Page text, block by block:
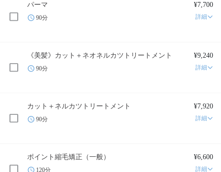
パーマ ¥7,700
90分 詳細
《美髪》カット＋ネオネルカツトリートメント ¥9,240
90分 詳細
カット＋ネルカツトリートメント ¥7,920
90分 詳細
ポイント縮毛矯正（一般） ¥6,600
120分 詳細